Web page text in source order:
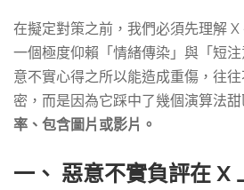
在擬定對策之前，我們必須先理解
一個極度仰賴「情緒傳染」與「短
意不實心得之所以能造成重傷，往
密，而是因為它踩中了幾個演算法甜
率、包含圖片或影片。
一、 惡意不實負評在 X